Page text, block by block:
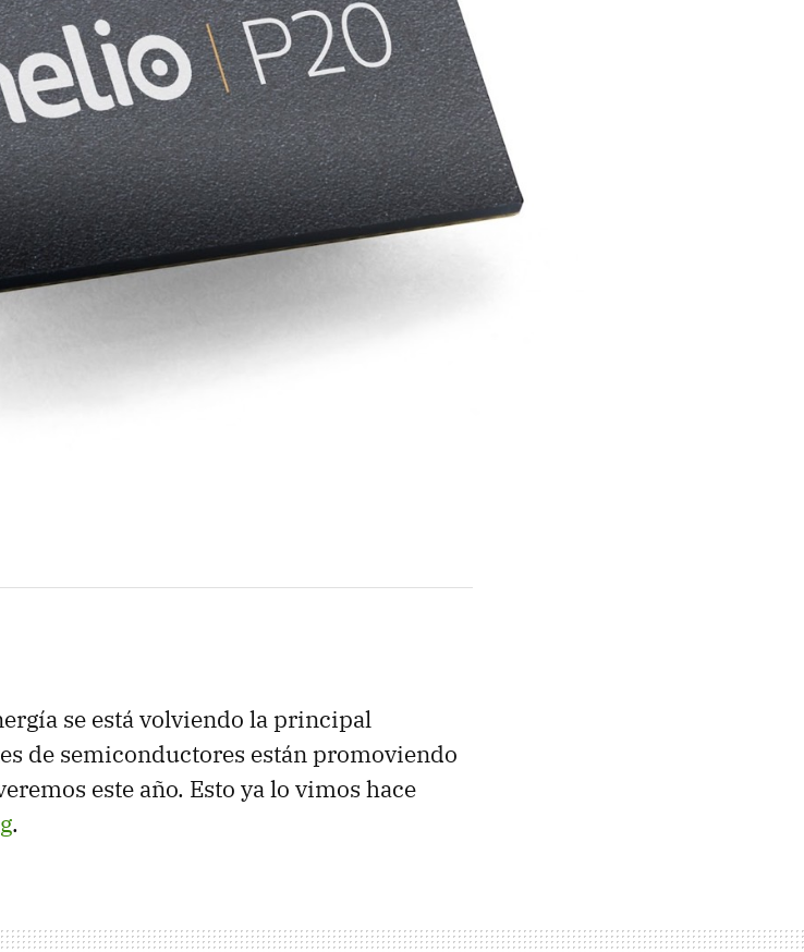
se está volviendo la principal
de semiconductores están promoviendo
este año. Esto ya lo vimos hace
.